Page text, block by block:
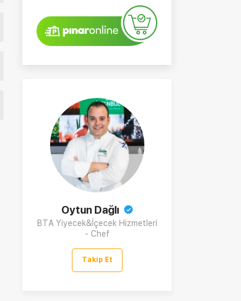
Oytun Dağlı
BTA Yiyecek&İçecek Hizmetleri
- Chef
Takip Et